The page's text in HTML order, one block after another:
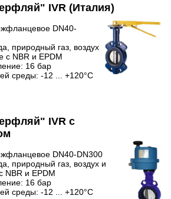
IVR (Италия)
DN40-
природный газ, воздух
с NBR и EPDM
16 бар
среды: -12 ... +120°С
IVR с
DN40-DN300
природный газ, воздух и
NBR и EPDM
16 бар
среды: -12 ... +120°С